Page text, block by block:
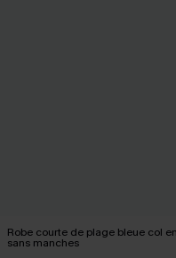
Robe courte de plage bleue col
sans manches